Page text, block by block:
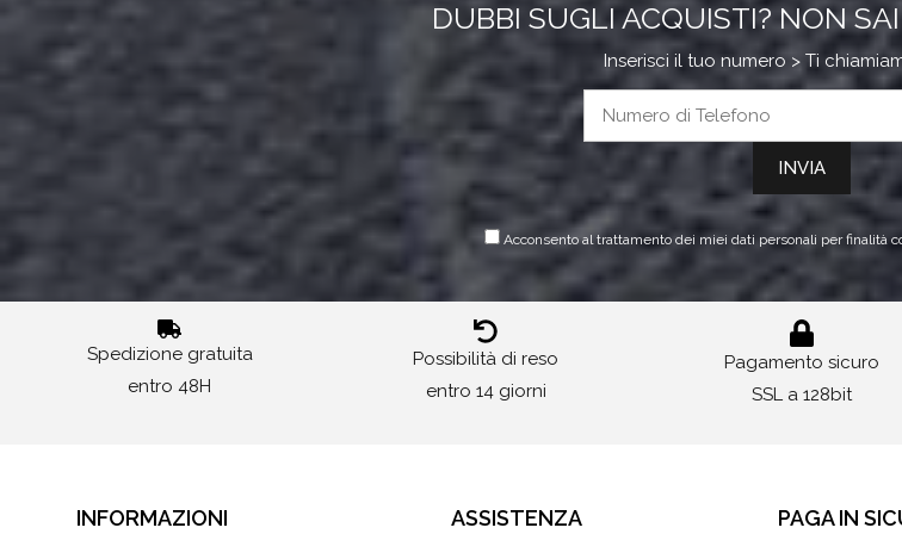
DUBBI SUGLI ACQUISTI? NON
Inserisci il tuo numero > Ti
Acconsento al trattamento dei miei dati personali per finalità
Spedizione gratuita
entro 48H
Possibilità di reso
entro 14 giorni
Pagamento sicuro
SSL a 128bit
INFORMAZIONI ASSISTENZA PAGA IN